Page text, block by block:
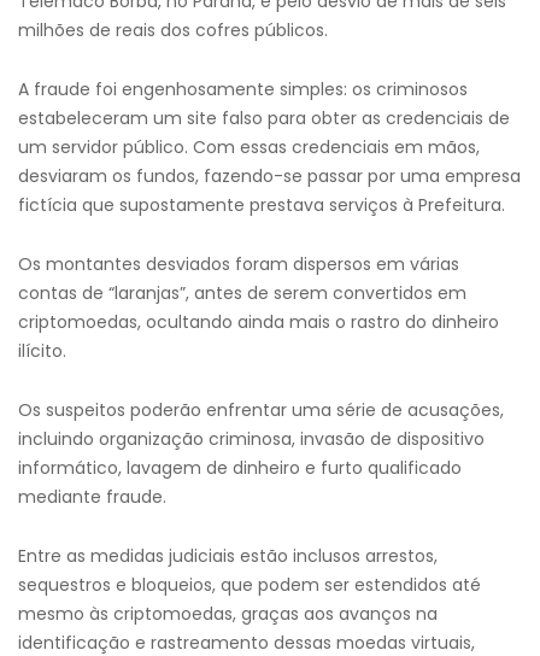
milhões de reais dos cofres públicos.
A fraude foi engenhosamente simples: os criminosos
estabeleceram um site falso para obter as credenciais de
um servidor público. Com essas credenciais em mãos,
desviaram os fundos, fazendo-se passar por uma empresa
fictícia que supostamente prestava serviços à Prefeitura.
Os montantes desviados foram dispersos em várias
contas de “laranjas”, antes de serem convertidos em
criptomoedas, ocultando ainda mais o rastro do dinheiro
ilícito.
Os suspeitos poderão enfrentar uma série de acusações,
incluindo organização criminosa, invasão de dispositivo
informático, lavagem de dinheiro e furto qualificado
mediante fraude.
Entre as medidas judiciais estão inclusos arrestos,
sequestros e bloqueios, que podem ser estendidos até
mesmo às criptomoedas, graças aos avanços na
identificação e rastreamento dessas moedas virtuais,